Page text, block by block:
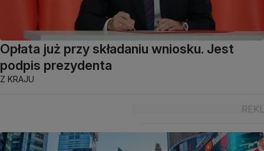
Opłata już przy składaniu wniosku. Jest
podpis prezydenta
Z KRAJU